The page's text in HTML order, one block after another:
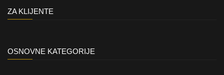
ZA KLIJENTE
OSNOVNE KATEGORIJE